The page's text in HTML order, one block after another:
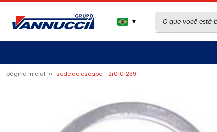
▼
página inicial sede de escape - 2r0101239